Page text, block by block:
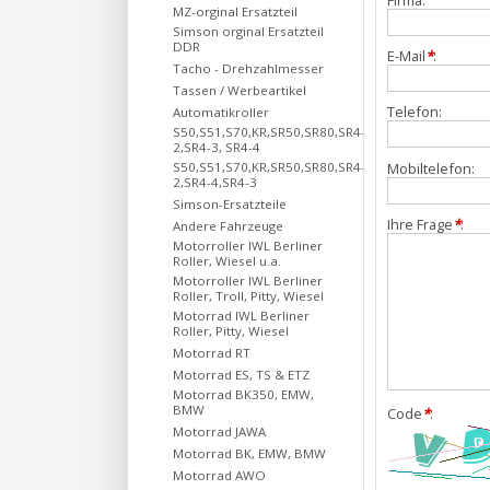
E-Mail*:
Telefon:
Mobiltelefon:
Ihre Frage*:
Code*:
MZ-orginal Ersatzteil
Simson orginal Ersatzteil
DDR
Tacho - Drehzahlmesser
Tassen / Werbeartikel
Automatikroller
S50,S51,S70,KR,SR50,SR80,SR4-
2,SR4-3, SR4-4
S50,S51,S70,KR,SR50,SR80,SR4-
2,SR4-4,SR4-3
Simson-Ersatzteile
Andere Fahrzeuge
Motorroller IWL Berliner
Roller, Wiesel u.a.
Motorroller IWL Berliner
Roller, Troll, Pitty, Wiesel
Motorrad IWL Berliner
Roller, Pitty, Wiesel
Motorrad RT
Motorrad ES, TS & ETZ
Motorrad BK350, EMW,
BMW
Motorrad JAWA
Motorrad BK, EMW, BMW
Motorrad AWO